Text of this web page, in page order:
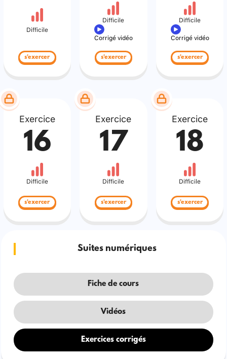
Difficile
s'exercer
Difficile
Corrigé vidéo
s'exercer
Difficile
Corrigé vidéo
s'exercer
Exercice
16
Difficile
s'exercer
Exercice
17
Difficile
s'exercer
Exercice
18
Difficile
s'exercer
Suites numériques
Fiche de cours
Vidéos
Exercices corrigés